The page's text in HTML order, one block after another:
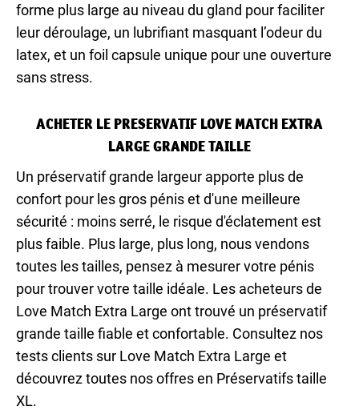
forme plus large au niveau du gland pour faciliter
leur déroulage, un lubrifiant masquant l’odeur du
latex, et un foil capsule unique pour une ouverture
sans stress.
ACHETER LE PRESERVATIF LOVE MATCH EXTRA
LARGE GRANDE TAILLE
Un préservatif grande largeur apporte plus de
confort pour les gros pénis et d'une meilleure
sécurité : moins serré, le risque d'éclatement est
plus faible. Plus large, plus long, nous vendons
toutes les tailles, pensez à mesurer votre pénis
pour trouver votre taille idéale. Les acheteurs de
Love Match Extra Large ont trouvé un préservatif
grande taille fiable et confortable. Consultez nos
tests clients sur Love Match Extra Large et
découvrez toutes nos offres en Préservatifs taille
XL.